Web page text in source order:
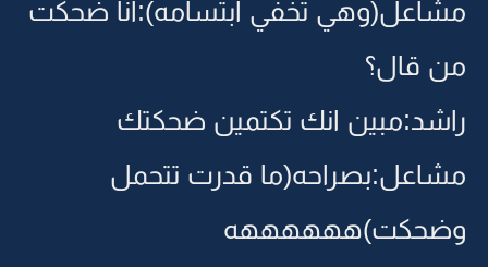
مشاعل(وهي تخفي ابتسامه):انا ضحكت
من قال؟
راشد:مبين انك تكتمين ضحكتك
مشاعل:بصراحه(ما قدرت تتحمل
وضحكت)ههههههه